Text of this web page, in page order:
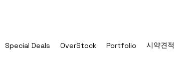
Special Deals OverStock Portfolio 시약견적